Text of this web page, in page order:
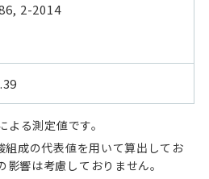
2-2014
る測定値です。
組成の代表値を用いて算出してお
影響は考慮しておりません。